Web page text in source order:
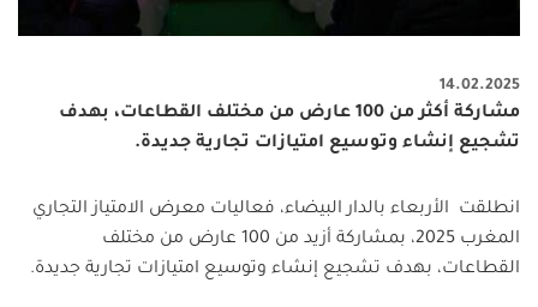
14.02.2025
مشاركة أكثر من 100 عارض من مختلف القطاعات، بهدف
تشجيع إنشاء وتوسيع امتيازات تجارية جديدة.
انطلقت الأربعاء بالدار البيضاء، فعاليات معرض الامتياز التجاري
المغرب 2025، بمشاركة أزيد من 100 عارض من مختلف
القطاعات، بهدف تشجيع إنشاء وتوسيع امتيازات تجارية جديدة.